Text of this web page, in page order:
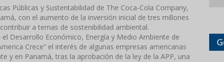
Públicas y Sustentabilidad de The Coca-Cola Company,
con el aumento de la inversión inicial de tres millones
a temas de sostenibilidad ambiental.
Desarrollo Económico, Energía y Medio Ambiente de
Crece” el interés de algunas empresas americanas
y en Panamá, tras la aprobación de la ley de la APP, una